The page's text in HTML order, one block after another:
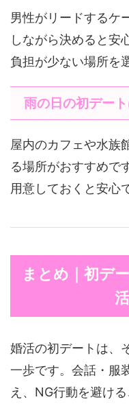
男性がリードするケ
しながら決めると安
負担が少ない場所を
雨の日の初デー
屋内のカフェや水族
る場所がおすすめで
用意しておくと安心
まとめ｜初デ
婚活の初デートは、
一歩です。会話・服
え、NG行動を避け